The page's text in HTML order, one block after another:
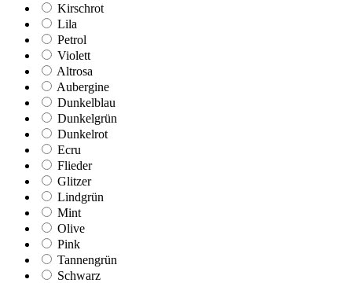
Kirschrot
Lila
Petrol
Violett
Altrosa
Aubergine
Dunkelblau
Dunkelgrün
Dunkelrot
Ecru
Flieder
Glitzer
Lindgrün
Mint
Olive
Pink
Tannengrün
Schwarz